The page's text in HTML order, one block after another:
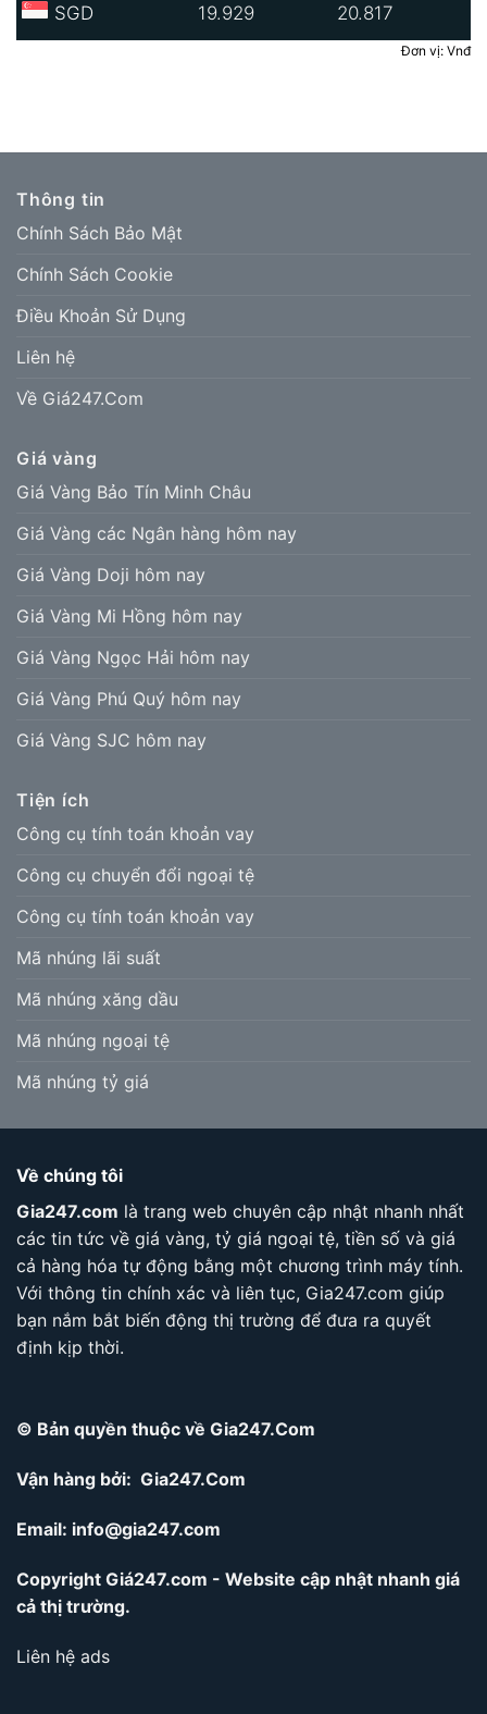
SGD 19.929 20.817
Đơn vị: Vnđ
Thông tin
Chính Sách Bảo Mật
Chính Sách Cookie
Điều Khoản Sử Dụng
Liên hệ
Về Giá247.Com
Giá vàng
Giá Vàng Bảo Tín Minh Châu
Giá Vàng các Ngân hàng hôm nay
Giá Vàng Doji hôm nay
Giá Vàng Mi Hồng hôm nay
Giá Vàng Ngọc Hải hôm nay
Giá Vàng Phú Quý hôm nay
Giá Vàng SJC hôm nay
Tiện ích
Công cụ tính toán khoản vay
Công cụ chuyển đổi ngoại tệ
Công cụ tính toán khoản vay
Mã nhúng lãi suất
Mã nhúng xăng dầu
Mã nhúng ngoại tệ
Mã nhúng tỷ giá
Về chúng tôi
Gia247.com là trang web chuyên cập nhật nhanh nhất
các tin tức về giá vàng, tỷ giá ngoại tệ, tiền số và giá
cả hàng hóa tự động bằng một chương trình máy tính.
Với thông tin chính xác và liên tục, Gia247.com giúp
bạn nắm bắt biến động thị trường để đưa ra quyết
định kịp thời.
© Bản quyền thuộc về Gia247.Com
Vận hàng bởi: Gia247.Com
Email: info@gia247.com
Copyright Giá247.com - Website cập nhật nhanh giá
cả thị trường.
Liên hệ ads